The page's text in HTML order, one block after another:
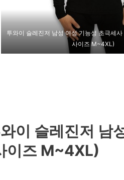
투와이 슬레진저 남성 여성 기능성 초극세
사이즈 M~4XL)
이 슬레진저 남
이즈 M~4XL)